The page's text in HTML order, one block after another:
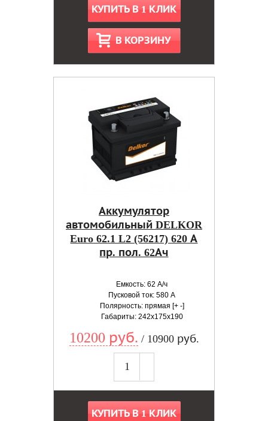
КУПИТЬ В 1 КЛИК
В КОРЗИНУ
Аккумулятор
автомобильный DELKOR
Euro 62.1 L2 (56217) 620 А
пр. пол. 62Ач
Емкость: 62 А/ч
Пусковой ток: 580 А
Полярность: прямая [+ -]
Габариты: 242x175x190
10200 руб. / 10900 руб.
КУПИТЬ В 1 КЛИК